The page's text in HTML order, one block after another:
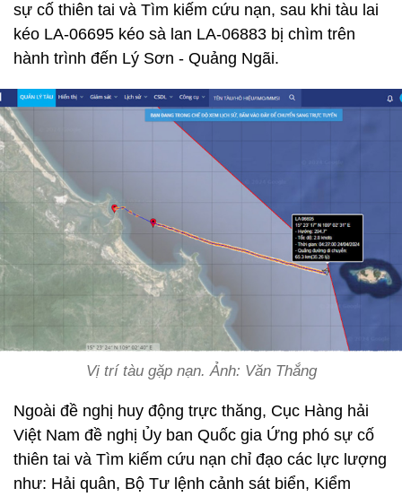
sự cố thiên tai và Tìm kiếm cứu nạn, sau khi tàu lai
kéo LA-06695 kéo sà lan LA-06883 bị chìm trên
hành trình đến Lý Sơn - Quảng Ngãi.
Vị trí tàu gặp nạn. Ảnh: Văn Thắng
Ngoài đề nghị huy động trực thăng, Cục Hàng hải
Việt Nam đề nghị Ủy ban Quốc gia Ứng phó sự cố
thiên tai và Tìm kiếm cứu nạn chỉ đạo các lực lượng
như: Hải quân, Bộ Tư lệnh cảnh sát biển, Kiểm